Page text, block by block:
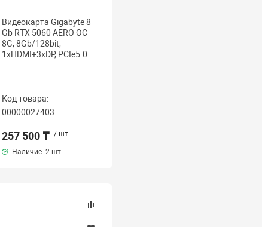
Видеокарта Gigabyte 8
Gb RTX 5060 AERO OC
8G, 8Gb/128bit,
1хHDMI+3xDP, PCIe5.0
Код товара:
00000027403
257 500 ₸ / шт.
Наличие:2 шт.